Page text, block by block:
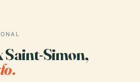
Saint-Simon,